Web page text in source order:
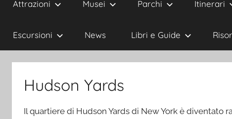
Attrazioni Musei Parchi Itinerari
Escursioni News Libri e Guide
Hudson Yards
Il quartiere di Hudson Yards di New York è diventato